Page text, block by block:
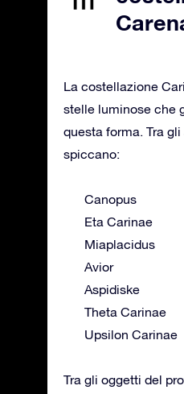
La costellazione
stelle luminose che
questa forma. Tra
spiccano:
Canopus
Eta Carinae
Miaplacidus
Avior
Aspidiske
Theta Carinae
Upsilon Carinae
Tra gli oggetti del